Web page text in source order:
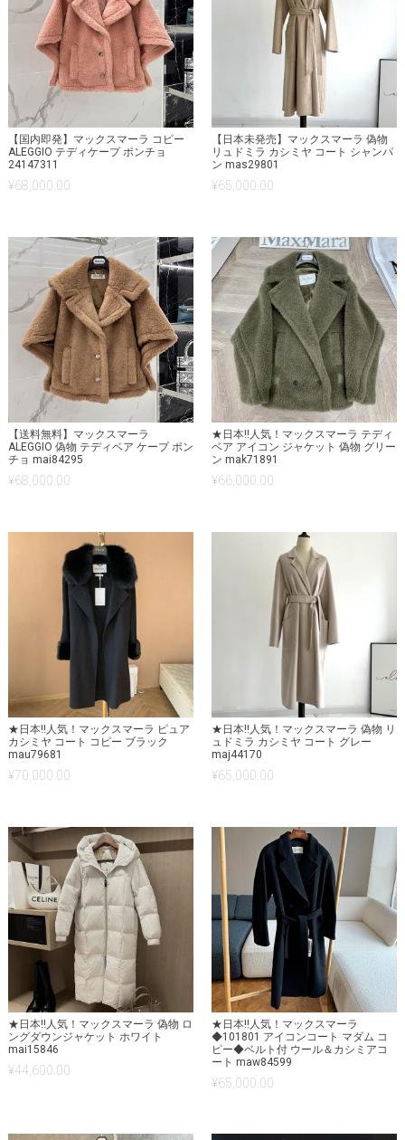
【国内即発】マックスマーラ コピー
ALEGGIO テディケープ ポンチョ
24147311
¥68,000.00
【日本未発売】マックスマーラ 偽物
リュドミラ カシミヤ コート シャンパ
ン mas29801
¥65,000.00
【送料無料】マックスマーラ
ALEGGIO 偽物 テディベア ケープ ポン
チョ mai84295
¥68,000.00
★日本!!人気！マックスマーラ テディ
ベア アイコン ジャケット 偽物 グリー
ン mak71891
¥66,000.00
★日本!!人気！マックスマーラ ピュア
カシミヤ コート コピー ブラック
mau79681
¥70,000.00
★日本!!人気！マックスマーラ 偽物 リ
ュドミラ カシミヤ コート グレー
maj44170
¥65,000.00
★日本!!人気！マックスマーラ 偽物 ロ
ングダウンジャケット ホワイト
mai15846
¥44,600.00
★日本!!人気！マックスマーラ
◆101801 アイコンコート マダム コ
ピー◆ベルト付 ウール＆カシミアコ
ート maw84599
¥65,000.00